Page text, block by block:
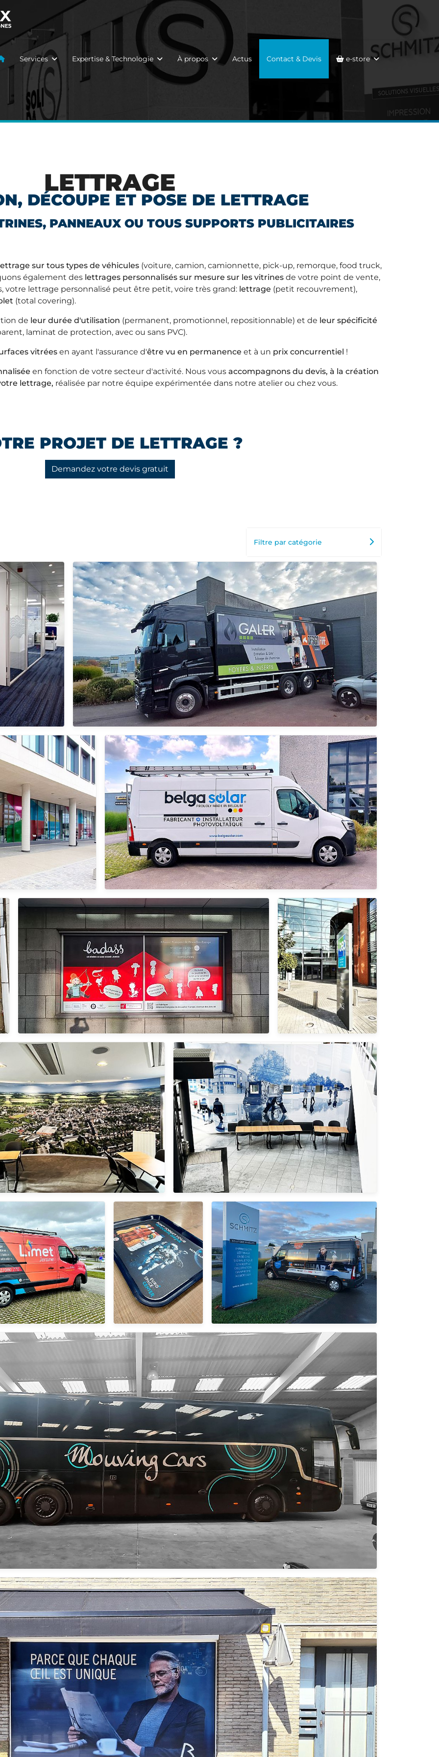
Services Expertise & Technologie À propos Actus Contact & Devis e-store
LETTRAGE
DÉCOUPE ET POSE DE LETTRAGE
PANNEAUX OU TOUS SUPPORTS PUBLICITAIRES
sur tous types de véhicules (voiture, camion, camionnette, pick-up, remorque, food truck,
également des lettrages personnalisés sur mesure sur les vitrines de votre point de vente,
votre lettrage personnalisé peut être petit, voire très grand: lettrage (petit recouvrement),
(total covering).
de leur durée d'utilisation (permanent, promotionnel, repositionnable) et de leur spécificité
laminat de protection, avec ou sans PVC).
vitrées en ayant l'assurance d'être vu en permanence et à un prix concurrentiel !
en fonction de votre secteur d'activité. Nous vous accompagnons du devis, à la création
lettrage, réalisée par notre équipe expérimentée dans notre atelier ou chez vous.
PROJET DE LETTRAGE ?
Demandez votre devis gratuit
Filtre par catégorie